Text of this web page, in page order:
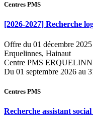
Centres PMS
[2026-2027] Recherche
Offre du 01 décembre 2025
Erquelinnes, Hainaut
Centre PMS
Du 01 septembre 2026 au
Centres PMS
Recherche assistant social